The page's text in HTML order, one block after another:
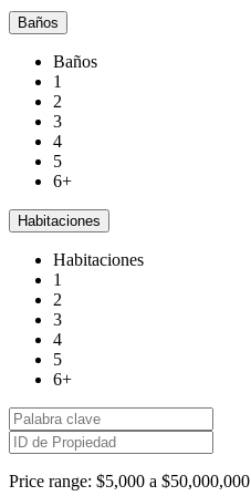
Baños
Baños
1
2
3
4
5
6+
Habitaciones
Habitaciones
1
2
3
4
5
6+
Price range: $5,000 a $50,000,000